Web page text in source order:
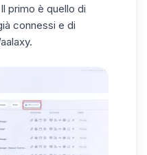
primo è quello di
connessi e di